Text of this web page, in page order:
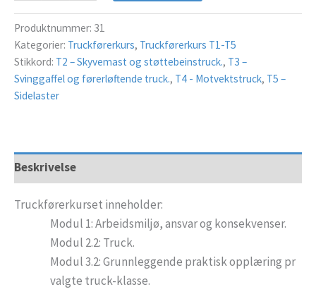
Produktnummer: 31
Kategorier: Truckførerkurs, Truckførerkurs T1-T5
Stikkord: T2 – Skyvemast og støttebeinstruck., T3 –
Svinggaffel og førerløftende truck., T4 - Motvektstruck, T5 –
Sidelaster
Beskrivelse
Truckførerkurset inneholder:
Modul 1: Arbeidsmiljø, ansvar og konsekvenser.
Modul 2.2: Truck.
Modul 3.2: Grunnleggende praktisk opplæring pr
valgte truck-klasse.